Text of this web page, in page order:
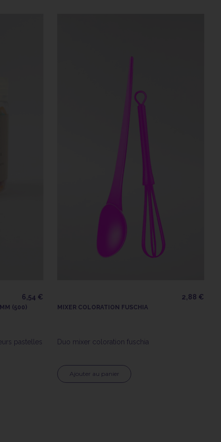
6,54 €
(500)
pastelles
2,88 €
MIXER COLORATION FUSCHIA
Duo mixer coloration fuschia
Ajouter au panier